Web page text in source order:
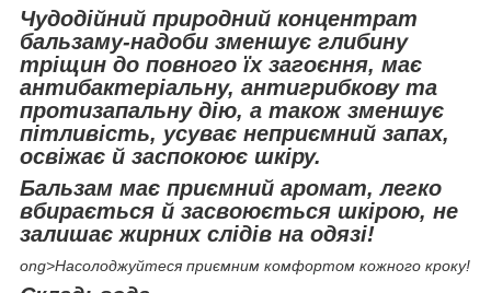
Чудодійний природний концентрат
бальзаму-надоби зменшує глибину
тріщин до повного їх загоєння, має
антибактеріальну, антигрибкову та
протизапальну дію, а також зменшує
пітливість, усуває неприємний запах,
освіжає й заспокоює шкіру.
Бальзам має приємний аромат, легко
вбирається й засвоюється шкірою, не
залишає жирних слідів на одязі!
ong>Насолоджуйтеся приємним комфортом кожного кроку!